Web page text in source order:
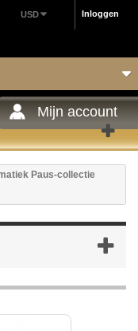
Inloggen
USD
Mijn account
Paus-collectie